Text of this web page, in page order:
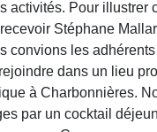
Lire la suite